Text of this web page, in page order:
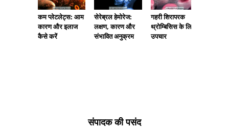
कम प्लेटलेट्स: आम
कारण और इलाज
कैसे करें
सेरेब्रल हेमोरेज:
लक्षण, कारण और
संभावित अनुक्रम
गहरी शिरापरक
थ्रोम्बिसिस के लिए
उपचार
संपादक की पसंद